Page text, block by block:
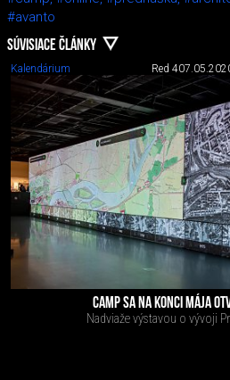
#avanto
SÚVISIACE ČLÁNKY
Kalendárium Red 4
CAMP SA NA KONCI MÁJA
Nadviaže výstavou o vývoji